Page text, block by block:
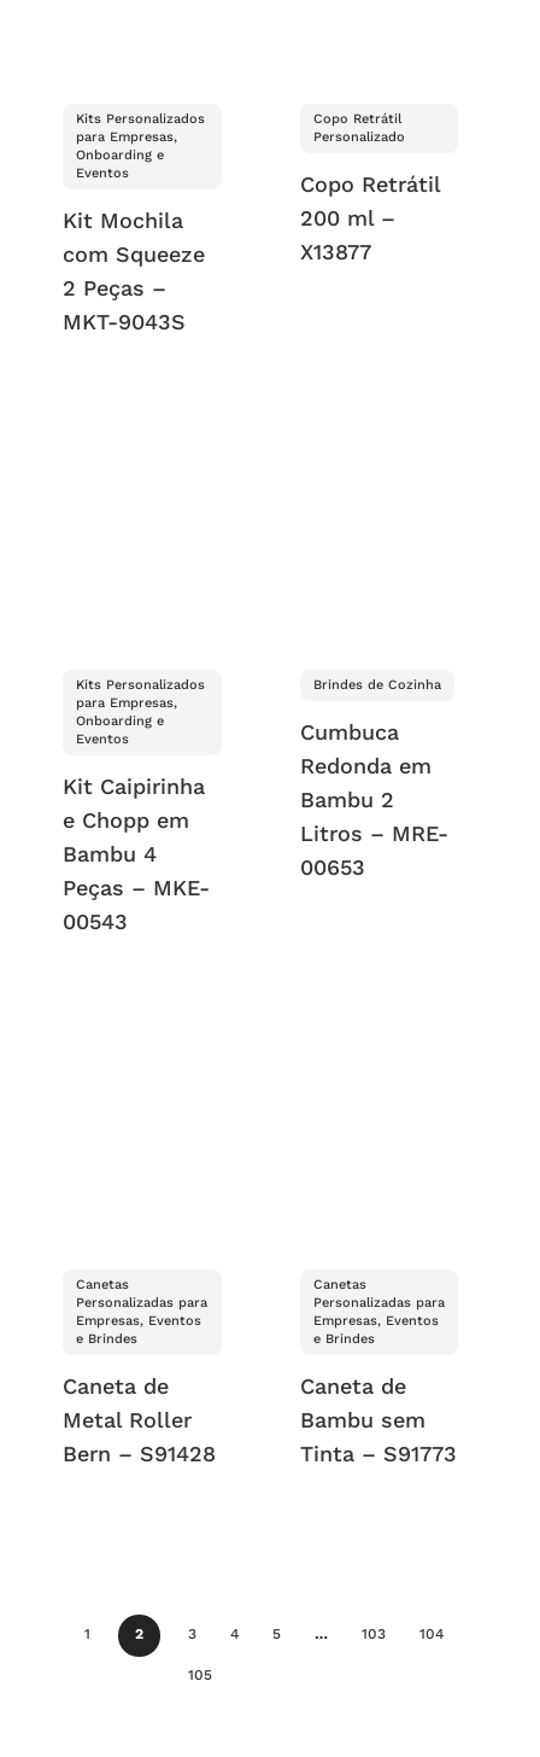
Kits Personalizados
para Empresas,
Onboarding e
Eventos
Kit Mochila
com Squeeze
2 Peças –
MKT-9043S
Copo Retrátil
Personalizado
Copo Retrátil
200 ml –
X13877
Kits Personalizados
para Empresas,
Onboarding e
Eventos
Kit Caipirinha
e Chopp em
Bambu 4
Peças – MKE-
00543
Brindes de Cozinha
Cumbuca
Redonda em
Bambu 2
Litros – MRE-
00653
Canetas
Personalizadas para
Empresas, Eventos
e Brindes
Caneta de
Metal Roller
Bern – S91428
Canetas
Personalizadas para
Empresas, Eventos
e Brindes
Caneta de
Bambu sem
Tinta – S91773
1 2 3 4 5 … 103 104
105